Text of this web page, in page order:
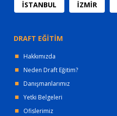
İSTANBUL İZMİR
DRAFT EĞİTİM
Hakkımızda
Neden Draft Eğitim?
Danışmanlarımız
Yetki Belgeleri
Ofislerimiz